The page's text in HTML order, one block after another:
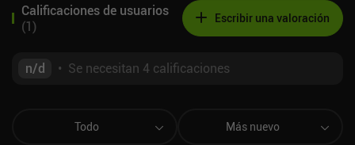
Calificaciones de usuarios
(1) Escribir una valoración
n/d • Se necesitan 4 calificaciones
Todo Más nuevo